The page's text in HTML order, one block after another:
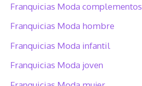
Franquicias Moda complementos
Franquicias Moda hombre
Franquicias Moda infantil
Franquicias Moda joven